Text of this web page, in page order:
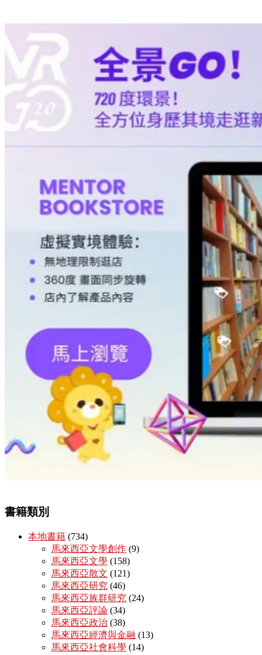
書籍類別
本地書籍 (734)
馬來西亞文學創作 (9)
馬來西亞文學 (158)
馬來西亞散文 (121)
馬來西亞研究 (46)
馬來西亞族群研究 (24)
馬來西亞評論 (34)
馬來西亞政治 (38)
馬來西亞經濟與金融 (13)
馬來西亞社會科學 (14)